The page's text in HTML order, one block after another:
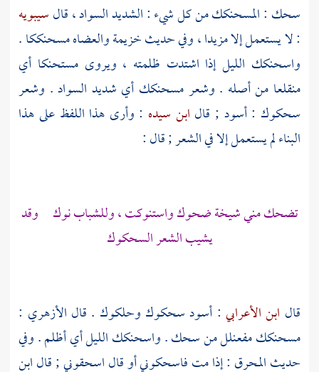
سحك : المسحنكك من كل شيء : الشديد السواد ، قالسيبويه
: لا يستعمل إلا مزيدا ، وفي حديثخزيمةوالعضاه مسحنككا .
واسحنكك الليل إذا اشتدت ظلمته ، ويروى مستحنكا أي
منقلعا من أصله . وشعر مسحنكك أي شديد السواد . وشعر
سحكوك : أسود ; قال ابن سيده : وأرى هذا اللفظ على هذا
البناء لم يستعمل إلا في الشعر ; قال :
تضحك مني شيخة ضحوك واستنوكت ، وللشباب نوك وقد
يشيب الشعر السحكوك
قال ابن الأعرابي : أسود سحكوك وحلكوك . قال الأزهري :
مسحنكك مفعنلل من سحك . واسحنكك الليل أي أظلم . وفي
حديث المحرق : إذا مت فاسحكوني أو قال اسحقوني ; قالابن